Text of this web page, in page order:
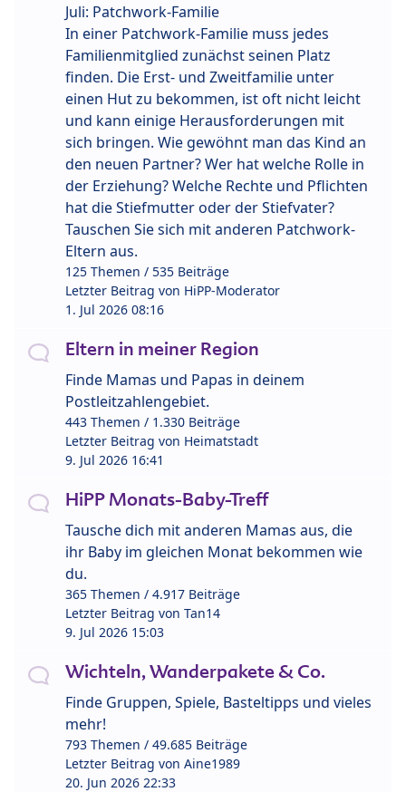
Juli: Patchwork-Familie
In einer Patchwork-Familie muss jedes
Familienmitglied zunächst seinen Platz
finden. Die Erst- und Zweitfamilie unter
einen Hut zu bekommen, ist oft nicht leicht
und kann einige Herausforderungen mit
sich bringen. Wie gewöhnt man das Kind an
den neuen Partner? Wer hat welche Rolle in
der Erziehung? Welche Rechte und Pflichten
hat die Stiefmutter oder der Stiefvater?
Tauschen Sie sich mit anderen Patchwork-
Eltern aus.
125 Themen / 535 Beiträge
Letzter Beitrag von HiPP-Moderator
1. Jul 2026 08:16
Eltern in meiner Region
Finde Mamas und Papas in deinem
Postleitzahlengebiet.
443 Themen / 1.330 Beiträge
Letzter Beitrag von Heimatstadt
9. Jul 2026 16:41
HiPP Monats-Baby-Treff
Tausche dich mit anderen Mamas aus, die
ihr Baby im gleichen Monat bekommen wie
du.
365 Themen / 4.917 Beiträge
Letzter Beitrag von Tan14
9. Jul 2026 15:03
Wichteln, Wanderpakete & Co.
Finde Gruppen, Spiele, Basteltipps und vieles
mehr!
793 Themen / 49.685 Beiträge
Letzter Beitrag von Aine1989
20. Jun 2026 22:33